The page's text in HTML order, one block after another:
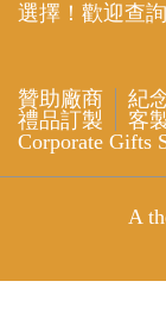
選擇！歡迎查詢
贊助廠商 紀
禮品訂製
客
Corporate Gifts
A